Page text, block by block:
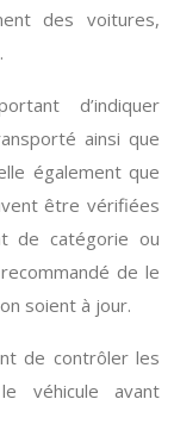
des voitures,
d’indiquer
ainsi que
également que
être vérifiées
de catégorie ou
de le
soient à jour.
de contrôler les
véhicule avant